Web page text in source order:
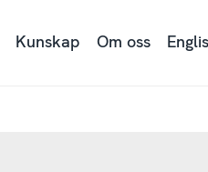
Kunskap Om oss